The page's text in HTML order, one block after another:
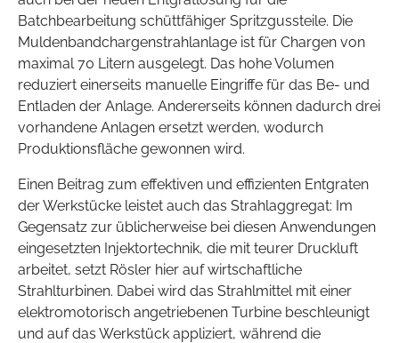
Batchbearbeitung schüttfähiger Spritzgussteile. Die
Muldenbandchargenstrahlanlage ist für Chargen von
maximal 70 Litern ausgelegt. Das hohe Volumen
reduziert einerseits manuelle Eingriffe für das Be- und
Entladen der Anlage. Andererseits können dadurch drei
vorhandene Anlagen ersetzt werden, wodurch
Produktionsfläche gewonnen wird.
Einen Beitrag zum effektiven und effizienten Entgraten
der Werkstücke leistet auch das Strahlaggregat: Im
Gegensatz zur üblicherweise bei diesen Anwendungen
eingesetzten Injektortechnik, die mit teurer Druckluft
arbeitet, setzt Rösler hier auf wirtschaftliche
Strahlturbinen. Dabei wird das Strahlmittel mit einer
elektromotorisch angetriebenen Turbine beschleunigt
und auf das Werkstück appliziert, während die